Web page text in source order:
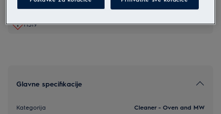
H319
Glavne specifikacije
Kategorija Cleaner - Oven and MW